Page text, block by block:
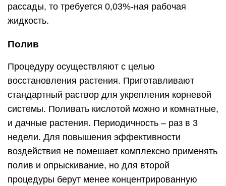
рассады, то требуется 0,03%-ная рабочая
жидкость.
Полив
Процедуру осуществляют с целью
восстановления растения. Приготавливают
стандартный раствор для укрепления корневой
системы. Поливать кислотой можно и комнатные,
и дачные растения. Периодичность – раз в 3
недели. Для повышения эффективности
воздействия не помешает комплексно применять
полив и опрыскивание, но для второй
процедуры берут менее концентрированную